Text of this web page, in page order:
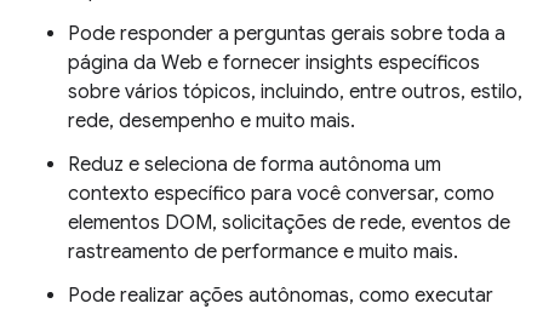
Pode responder a perguntas gerais sobre toda a
página da Web e fornecer insights específicos
sobre vários tópicos, incluindo, entre outros, estilo,
rede, desempenho e muito mais.
Reduz e seleciona de forma autônoma um
contexto específico para você conversar, como
elementos DOM, solicitações de rede, eventos de
rastreamento de performance e muito mais.
Pode realizar ações autônomas, como executar